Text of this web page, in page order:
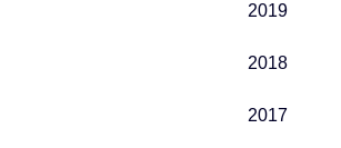
2019
2018
2017